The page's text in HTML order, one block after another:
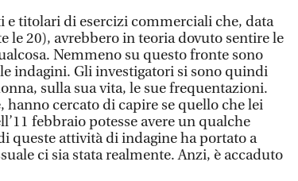
e titolari di esercizi commerciali che, data
le 20), avrebbero in teoria dovuto sentire le
Nemmeno su questo fronte sono
indagini. Gli investigatori si sono quindi
sulla sua vita, le sue frequentazioni.
hanno cercato di capire se quello che lei
febbraio potesse avere un qualche
queste attività di indagine ha portato a
ci sia stata realmente. Anzi, è accaduto